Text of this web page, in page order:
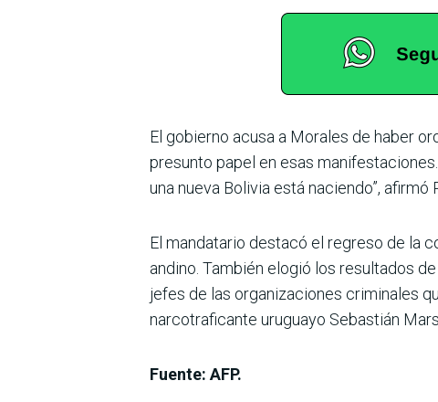
El gobierno acusa a Morales de haber
presunto papel en esas
una nueva Bolivia está naciendo”, afirmó
El mandatario destacó el regreso de la
andino. También elogió los resultados
jefes de las organizaciones criminales
narcotraficante uruguayo Sebastián
Fuente: AFP.